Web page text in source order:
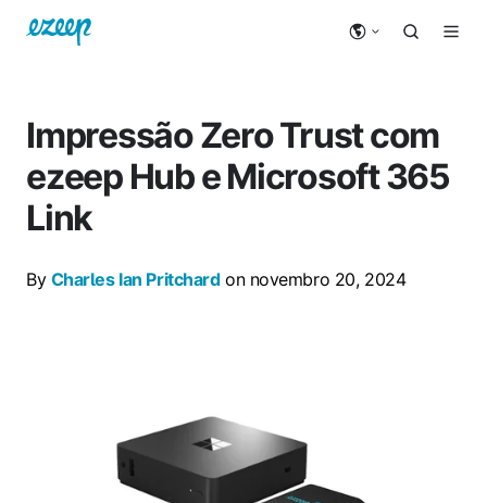
Impressão Zero Trust com
ezeep Hub e Microsoft 365
Link
By Charles Ian Pritchardon novembro 20, 2024